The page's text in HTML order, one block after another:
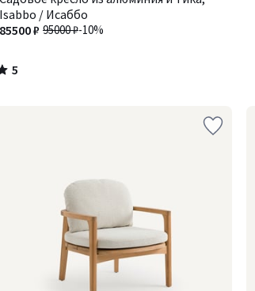
Isabbo / Исаббо
95000 ₽-10%
85500 ₽
5
5